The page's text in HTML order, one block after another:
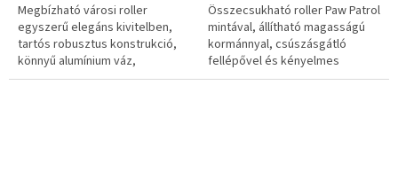
0,0
csillag.
Megbízható városi roller
egyszerű elegáns kivitelben,
tartós robusztus konstrukció,
könnyű alumínium váz,
csúszásmentes gumi
0,0
csillag.
Összecsukható roller Paw Patrol
mintával, állítható magasságú
kormánnyal, csúszásgátló
fellépővel és kényelmes
markolatokkal.